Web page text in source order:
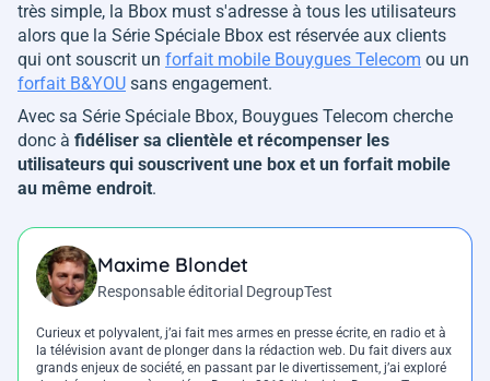
très simple, la Bbox must s'adresse à tous les utilisateurs
alors que la Série Spéciale Bbox est réservée aux clients
qui ont souscrit un forfait mobile Bouygues Telecom ou un
forfait B&YOU sans engagement.
Avec sa Série Spéciale Bbox, Bouygues Telecom cherche
donc à fidéliser sa clientèle et récompenser les
utilisateurs qui souscrivent une box et un forfait mobile
au même endroit.
Maxime Blondet
Responsable éditorial DegroupTest
Curieux et polyvalent, j’ai fait mes armes en presse écrite, en radio et à
la télévision avant de plonger dans la rédaction web. Du fait divers aux
grands enjeux de société, en passant par le divertissement, j’ai exploré